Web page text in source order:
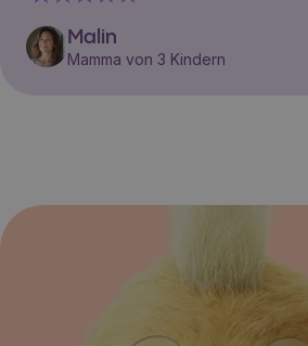
Malin
Mamma von 3 Kindern